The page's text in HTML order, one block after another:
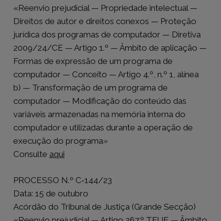
«Reenvio prejudicial — Propriedade intelectual —
Direitos de autor e direitos conexos — Proteção
jurídica dos programas de computador — Diretiva
2009/24/CE — Artigo 1.º — Âmbito de aplicação —
Formas de expressão de um programa de
computador — Conceito — Artigo 4.º, n.º 1, alínea
b) — Transformação de um programa de
computador — Modificação do conteúdo das
variáveis armazenadas na memória interna do
computador e utilizadas durante a operação de
execução do programa»
Consulte aqui
PROCESSO N.º C‑144/23
Data: 15 de outubro
Acórdão do Tribunal de Justiça (Grande Secção)